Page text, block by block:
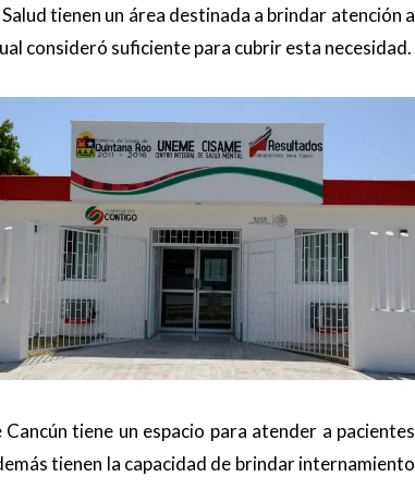
tienen un área destinada a brindar atención a
consideró suficiente para cubrir esta necesidad.
tiene un espacio para atender a pacientes
tienen la capacidad de brindar internamiento